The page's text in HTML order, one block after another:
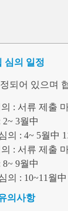
심의 일정
되어 있으며
: 서류 제출
3월中
의 : 4~ 5월中 1
: 서류 제출
9월中
의 : 10~11월中
의사항